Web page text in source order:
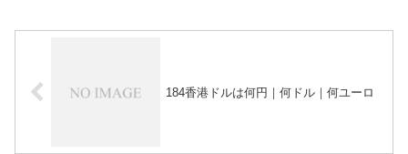
184香港ドルは何円｜何ドル｜何ユーロ